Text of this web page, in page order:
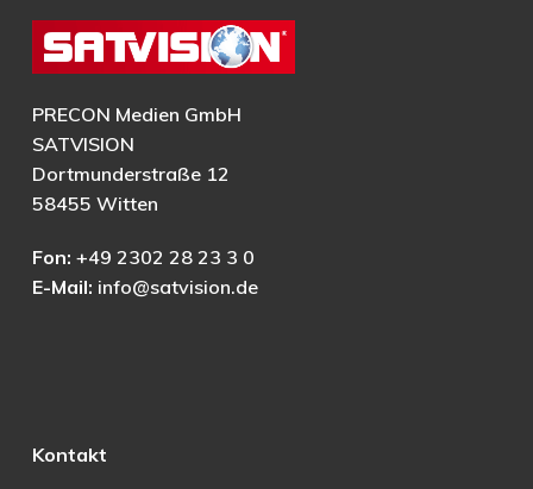
PRECON Medien GmbH
SATVISION
Dortmunderstraße 12
58455 Witten
Fon: +49 2302 28 23 3 0
E-Mail: info@satvision.de
Kontakt